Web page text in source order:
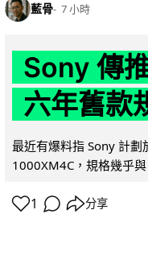
藍骨 7 小時
Sony 傳
六年舊款
最近有爆料指 Sony 計
1000XM4C，規格幾乎
1 分享